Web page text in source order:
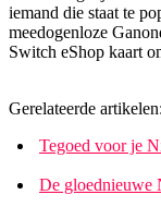
iemand die staat te
meedogenloze
Switch eShop kaart
Gerelateerde artikelen:
Tegoed voor je
De gloednieuwe